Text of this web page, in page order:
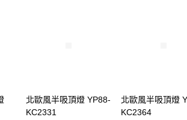
北歐風半吸頂燈 YP88-
KC2331
北歐風半吸頂燈
KC2364